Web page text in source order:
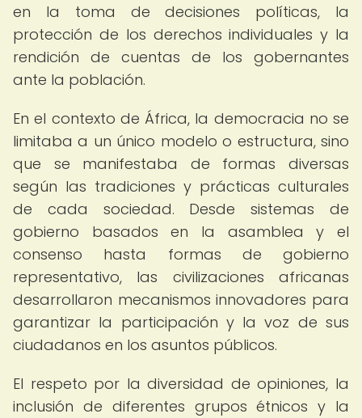
en la toma de decisiones políticas, la
protección de los derechos individuales y la
rendición de cuentas de los gobernantes
ante la población.
En el contexto de África, la democracia no se
limitaba a un único modelo o estructura, sino
que se manifestaba de formas diversas
según las tradiciones y prácticas culturales
de cada sociedad. Desde sistemas de
gobierno basados en la asamblea y el
consenso hasta formas de gobierno
representativo, las civilizaciones africanas
desarrollaron mecanismos innovadores para
garantizar la participación y la voz de sus
ciudadanos en los asuntos públicos.
El respeto por la diversidad de opiniones, la
inclusión de diferentes grupos étnicos y la